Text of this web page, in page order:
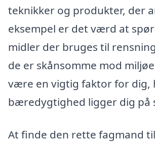
teknikker og produkter, der
eksempel er det værd at
midler der bruges til
de er skånsomme mod
være en vigtig faktor for dig,
bæredygtighed ligger dig på
At finde den rette fagmand